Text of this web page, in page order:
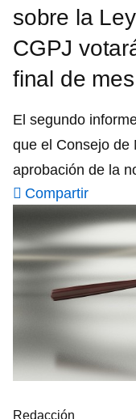
sobre la
CGPJ
final de mes
El segundo
que el Consejo de
aprobación de la
Compartir
Redacción